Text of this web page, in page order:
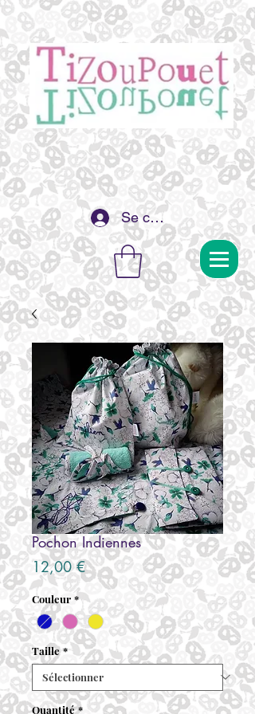
Se connecter
Pochon Indiennes
12,00 €Prix
Couleur *
Taille *
Quantité *